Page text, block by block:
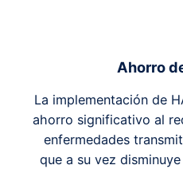
Ahorro
La implementación de
ahorro significativo al
enfermedades
que a su vez